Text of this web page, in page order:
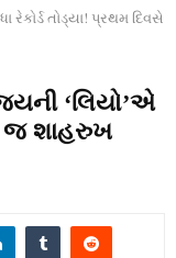
તોડ્યા! પ્રથમ દિવસે
‘લિયો’એ
જ શાહરુખ